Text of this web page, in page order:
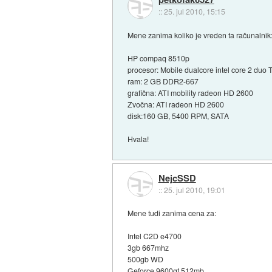
::25. jul 2010, 15:15
Mene zanima koliko je vreden ta računalnik:
HP compaq 8510p
procesor: Mobile dualcore intel core 2 duo
ram: 2 GB DDR2-667
grafična: ATI mobility radeon HD 2600
Zvočna: ATI radeon HD 2600
disk:160 GB, 5400 RPM, SATA
Hvala!
NejcSSD
::25. jul 2010, 19:01
Mene tudi zanima cena za:
Intel C2D e4700
3gb 667mhz
500gb WD